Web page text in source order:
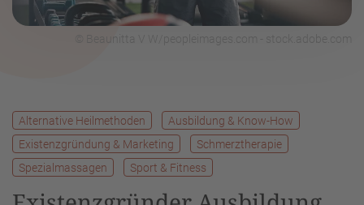
Alternative Heilmethoden
Ausbildung & Know-How
Existenzgründung & Marketing
Schmerztherapie
Spezialmassagen
Sport & Fitness